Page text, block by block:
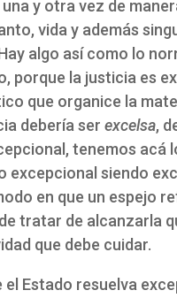
y otra vez de
vida y además
algo así como lo
porque la justicia es
que organice la
debería ser excelsa,
tenemos acá
excepcional siendo
en que un espejo
tratar de alcanzarla
que debe cuidar.
Estado resuelva